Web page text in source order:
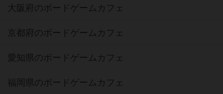
大阪府のボードゲームカフェ
京都府のボードゲームカフェ
愛知県のボードゲームカフェ
福岡県のボードゲームカフェ